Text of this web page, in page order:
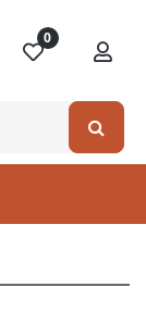
0